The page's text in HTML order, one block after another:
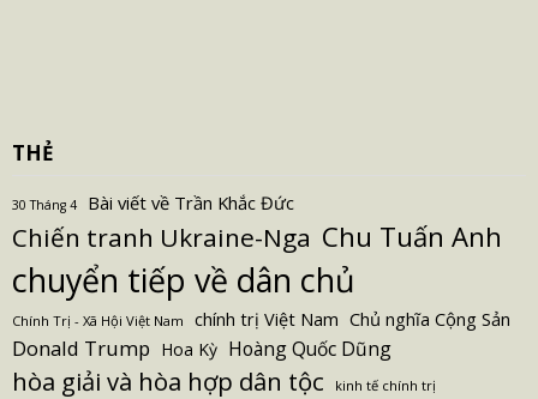
THẺ
30 Tháng 4 Bài viết về Trần Khắc Đức
Chiến tranh Ukraine-Nga Chu Tuấn Anh
chuyển tiếp về dân chủ
Chính Trị - Xã Hội Việt Nam chính trị Việt Nam Chủ nghĩa Cộng Sản
Donald Trump Hoa Kỳ Hoàng Quốc Dũng
hòa giải và hòa hợp dân tộc kinh tế chính trị